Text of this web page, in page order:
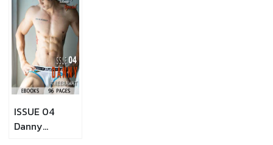
ISSUE 04
Danny